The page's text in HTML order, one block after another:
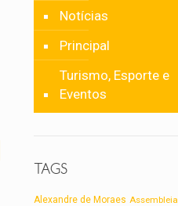
Notícias
Principal
Turismo, Esporte e
Eventos
TAGS
Alexandre de Moraes Assembleia